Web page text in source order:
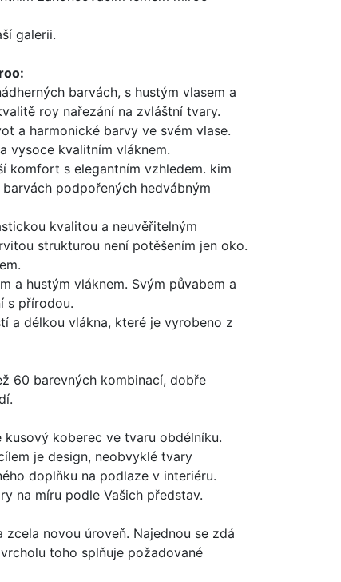
galerii.
barvách, s hustým vlasem a
roy nařezání na zvláštní tvary.
a harmonické barvy ve svém vlase.
vysoce kvalitním vláknem.
komfort s elegantním vzhledem. kim
podpořených hedvábným
kvalitou a neuvěřitelným
strukturou není potěšením jen oko.
a hustým vláknem. Svým půvabem a
s přírodou.
a délkou vlákna, které je vyrobeno z
60 barevných kombinací, dobře
koberec ve tvaru obdélníku.
je design, neobvyklé tvary
doplňku na podlaze v interiéru.
na míru podle Vašich představ.
zcela novou úroveň. Najednou se zdá
toho splňuje požadované